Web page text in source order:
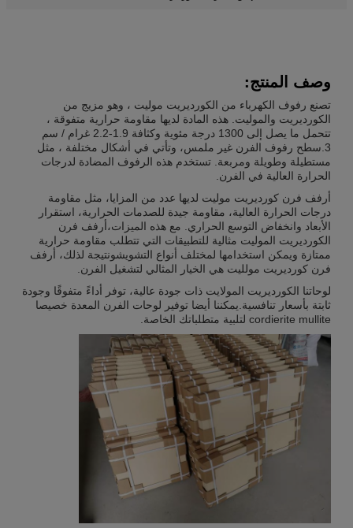
وصف المنتج:
تصنع رفوف الكهرباء من الكورديريت موليت ، وهو مزيج من
الكورديريت والموليت. هذه المادة لديها مقاومة حرارية متفوقة ،
تتحمل ما يصل إلى 1300 درجة مئوية وكثافة 1.9-2.2 غرام / سم
3.سطح رفوف الفرن غير ملمس، وتأتي في أشكال مختلفة ، مثل
مستطيلة وطويلة ومربعة. تستخدم هذه الرفوف المضادة لدرجات
الحرارة العالية في الفرن.
أرفف فرن كورديريت موليت لديها عدد من المزايا، مثل مقاومة
درجات الحرارة العالية، مقاومة جيدة للصدمات الحرارية، استقرار
الأبعاد وانخفاض التوسع الحراري. مع هذه الميزات،أرفف فرن
الكورديريت الموليت مثالية للتطبيقات التي تتطلب مقاومة حرارية
ممتازة ويمكن استخدامها لمختلف أنواع التشويشونتيجة لذلك، أرفف
فرن كورديريت مولليت هي الخيار المثالي لتشغيل الفرن.
لوحاتنا الكورديريت المولايت ذات جودة عالية، توفر أداءً متفوقًا وجودة
ثابتة بأسعار تنافسية.يمكننا أيضا توفير لوحات الفرن المعدة خصيصا
cordierite mullite لتلبية متطلباتك الخاصة.